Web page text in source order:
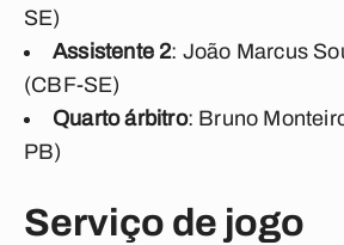
SE)
Assistente 2: João Marcus
(CBF-SE)
Quarto árbitro: Bruno
PB)
Serviço de jogo